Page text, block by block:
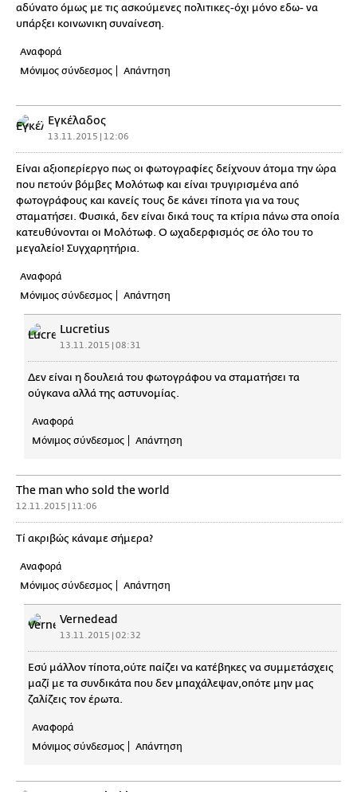
αδύνατο όμως με τις ασκούμενες πολιτικες-όχι μόνο εδω- να
υπάρξει κοινωνικη συναίνεση.
Αναφορά
Μόνιμος σύνδεσμος
Απάντηση
Εγκέλαδος
13.11.2015 | 12:06
Είναι αξιοπερίεργο πως οι φωτογραφίες δείχνουν άτομα την ώρα
που πετούν βόμβες Μολότωφ και είναι τρυγιρισμένα από
φωτογράφους και κανείς τους δε κάνει τίποτα για να τους
σταματήσει. Φυσικά, δεν είναι δικά τους τα κτίρια πάνω στα οποία
κατευθύνονται οι Μολότωφ. Ο ωχαδερφισμός σε όλο του το
μεγαλείο! Συγχαρητήρια.
Αναφορά
Μόνιμος σύνδεσμος
Απάντηση
Lucretius
13.11.2015 | 08:31
Δεν είναι η δουλειά του φωτογράφου να σταματήσει τα
ούγκανα αλλά της αστυνομίας.
Αναφορά
Μόνιμος σύνδεσμος
Απάντηση
The man who sold the world
12.11.2015 | 11:06
Τί ακριβώς κάναμε σήμερα?
Αναφορά
Μόνιμος σύνδεσμος
Απάντηση
Vernedead
13.11.2015 | 02:32
Εσύ μάλλον τίποτα,ούτε παίζει να κατέβηκες να συμμετάσχεις
μαζί με τα συνδικάτα που δεν μπαχάλεψαν,οπότε μην μας
ζαλίζεις τον έρωτα.
Αναφορά
Μόνιμος σύνδεσμος
Απάντηση